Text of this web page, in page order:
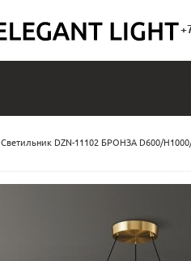
Светильник DZN-11102 БРОНЗА D600/